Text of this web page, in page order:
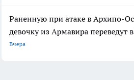
Раненную при атаке в Архипо-
девочку из Армавира переведут
Вчера